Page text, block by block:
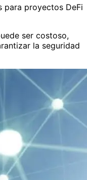
para proyectos DeFi
ser costoso,
la seguridad